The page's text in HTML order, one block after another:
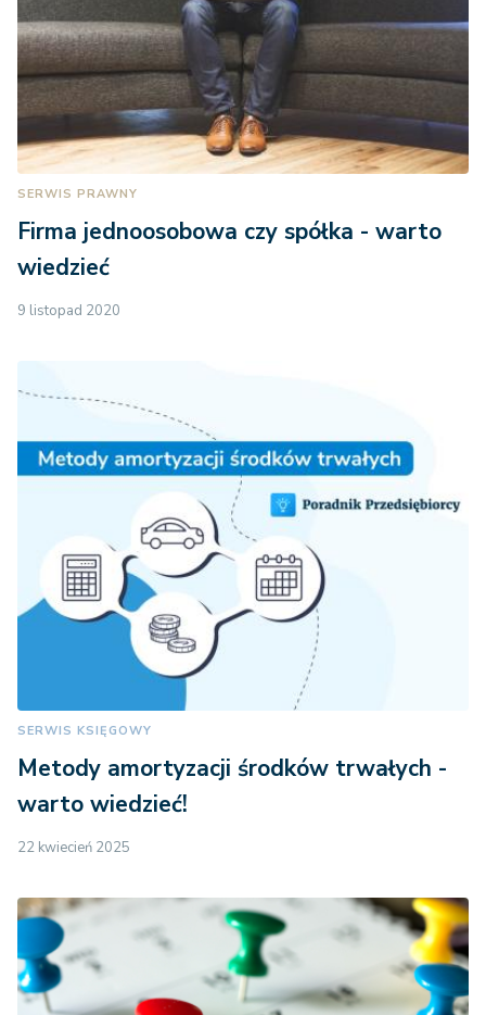
SERWIS PRAWNY
Firma jednoosobowa czy spółka - warto
wiedzieć
9 listopad 2020
SERWIS KSIĘGOWY
Metody amortyzacji środków trwałych -
warto wiedzieć!
22 kwiecień 2025